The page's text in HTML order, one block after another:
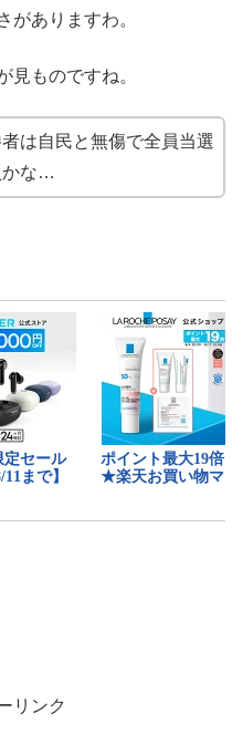
がありますわ。
ものですね。
は自民と無傷で全員当選
かな…
リンク